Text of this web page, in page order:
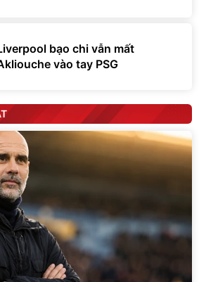
bạo chi vẫn mất
vào tay PSG